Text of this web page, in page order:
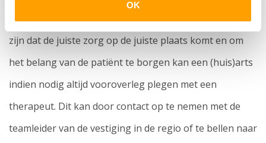
OK
huisartsen te ondersteunen bij screening. Om zeker te
zijn dat de juiste zorg op de juiste plaats komt en om
het belang van de patiënt te borgen kan een (huis)arts
indien nodig altijd vooroverleg plegen met een
therapeut. Dit kan door contact op te nemen met de
teamleider van de vestiging in de regio of te bellen naar